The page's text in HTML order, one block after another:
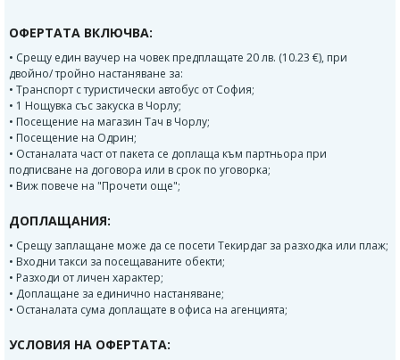
ОФЕРТАТА ВКЛЮЧВА:
• Срещу един ваучер на човек предплащате 20 лв. (10.23 €), при
двойно/ тройно настаняване за:
• Транспорт с туристически автобус от София;
• 1 Нощувка със закуска в Чорлу;
• Посещение на магазин Тач в Чорлу;
• Посещение на Одрин;
• Останалата част от пакета се доплаща към партньора при
подписване на договора или в срок по уговорка;
• Виж повече на "Прочети още";
ДОПЛАЩАНИЯ:
• Срещу заплащане може да се посети Текирдаг за разходка или плаж;
• Входни такси за посещаваните обекти;
• Разходи от личен характер;
• Доплащане за единично настаняване;
• Останалата сума доплащате в офиса на агенцията;
УСЛОВИЯ НА ОФЕРТАТА: